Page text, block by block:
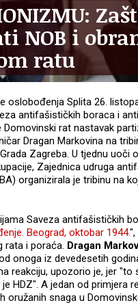
NOB i
ratu
oslobođenja Splita 26.
antifašističkih boraca i
rat nastavak
Dragan Markovina na
Zagreba. U tjednu uoči
Zajednica udruga
organizirala je tribinu na
Saveza antifašističkih
Beograd, oktobar 1944.
rata i poraća. Dragan
onoga iz devedesetih
reakciju, upozorio je, jer
HDZ". A jedan od primjera
oružanih snaga u